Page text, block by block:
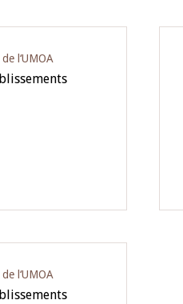
l‘UMOA
l‘UMOA